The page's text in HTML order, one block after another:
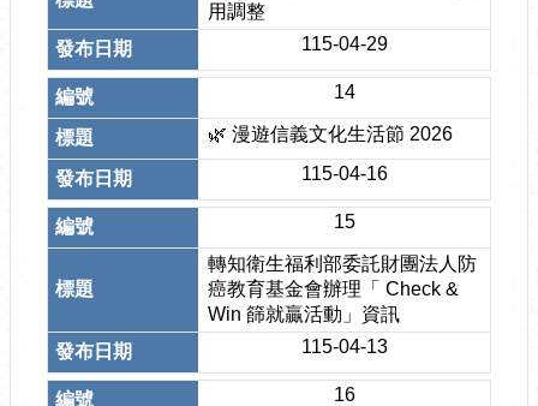
用調整
115-04-29
14
🌿 漫遊信義文化生活節 2026
115-04-16
15
轉知衛生福利部委託財團法人防
癌教育基金會辦理「 Check &
Win 篩就贏活動」資訊
115-04-13
16